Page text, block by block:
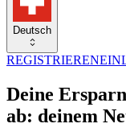
Deutsch
REGISTRIEREN
Deine
ab: deinem